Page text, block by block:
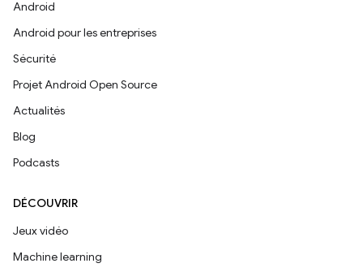
Android
Android pour les entreprises
Sécurité
Projet Android Open Source
Actualités
Blog
Podcasts
DÉCOUVRIR
Jeux vidéo
Machine learning